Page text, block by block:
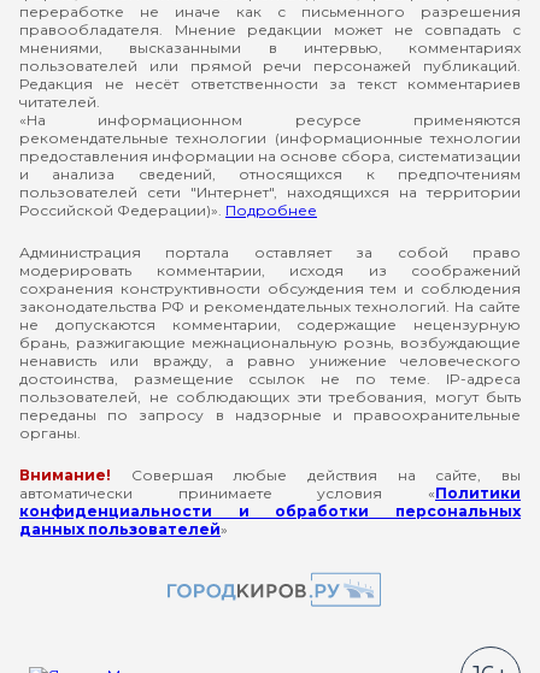
переработке не иначе как с письменного разрешения
правообладателя. Мнение редакции может не совпадать с
мнениями, высказанными в интервью, комментариях
пользователей или прямой речи персонажей публикаций.
Редакция не несёт ответственности за текст комментариев
читателей.
«На информационном ресурсе применяются
рекомендательные технологии (информационные технологии
предоставления информации на основе сбора, систематизации
и анализа сведений, относящихся к предпочтениям
пользователей сети "Интернет", находящихся на территории
Российской Федерации)». Подробнее
Администрация портала оставляет за собой право
модерировать комментарии, исходя из соображений
сохранения конструктивности обсуждения тем и соблюдения
законодательства РФ и рекомендательных технологий. На сайте
не допускаются комментарии, содержащие нецензурную
брань, разжигающие межнациональную рознь, возбуждающие
ненависть или вражду, а равно унижение человеческого
достоинства, размещение ссылок не по теме. IP-адреса
пользователей, не соблюдающих эти требования, могут быть
переданы по запросу в надзорные и правоохранительные
органы.
Внимание! Совершая любые действия на сайте, вы
автоматически принимаете условия «Политики
конфиденциальности и обработки персональных
данных пользователей»